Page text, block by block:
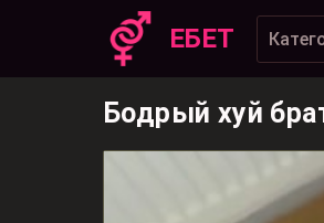
ЕБЕТ
Бодрый хуй